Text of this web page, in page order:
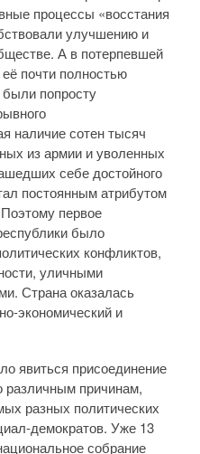
процессы «восстания
улучшению и
А в потерпевшей
почти полностью
попросту
наличие сотен тысяч
из армии и уволенных
себе достойного
постоянным атрибутом
первое
было
конфликтов,
уличными
Страна оказалась
экономический и
явиться присоединение
различным причинам,
разных политических
демократов. Уже 13
собрание